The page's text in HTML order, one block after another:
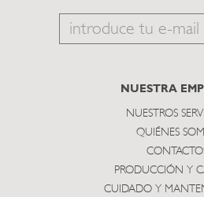
Email
subscribe
NUESTRA
NUESTROS
QUIÉNES
PRODUCCIÓN Y
CUIDADO Y